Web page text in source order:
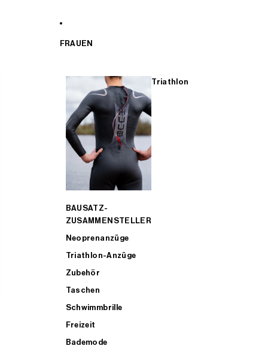
FRAUEN
Triathlon
BAUSATZ-
ZUSAMMENSTELLER
Neoprenanzüge
Triathlon-Anzüge
Zubehör
Taschen
Schwimmbrille
Freizeit
Bademode